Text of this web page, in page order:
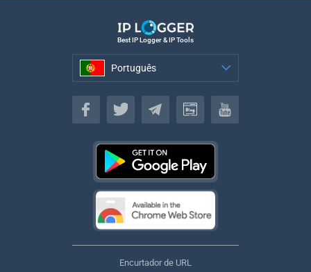
Best IP Logger & IP Tools
Português
Português
Encurtador de URL